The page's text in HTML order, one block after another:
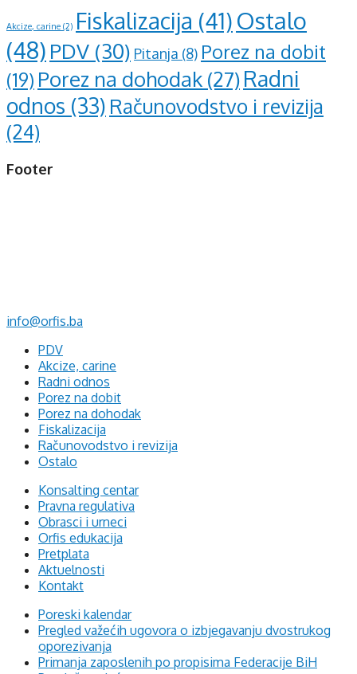
Akcize, carine (2) Fiskalizacija (41)Ostalo
(48) PDV (30) Pitanja (8) Porez na dobit
(19) Porez na dohodak (27)Radni
odnos (33) Računovodstvo i revizija
(24)
Footer
info@orfis.ba
PDV
Akcize, carine
Radni odnos
Porez na dobit
Porez na dohodak
Fiskalizacija
Računovodstvo i revizija
Ostalo
Konsalting centar
Pravna regulativa
Obrasci i urneci
Orfis edukacija
Pretplata
Aktuelnosti
Kontakt
Poreski kalendar
Pregled važećih ugovora o izbjegavanju dvostrukog
oporezivanja
Primanja zaposlenih po propisima Federacije BiH